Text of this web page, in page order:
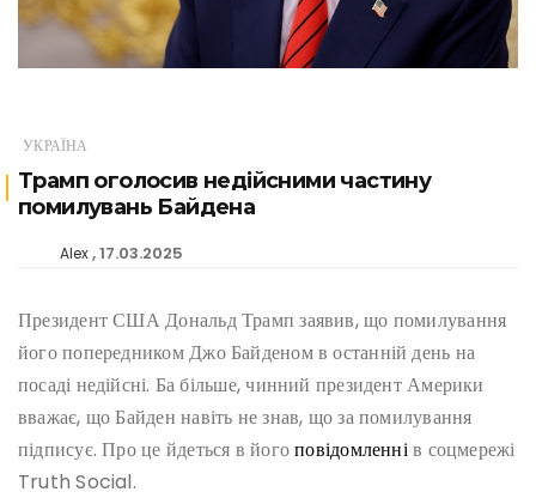
УКРАЇНА
Трамп оголосив недійсними частину
помилувань Байдена
Alex 17.03.2025
Президент США Дональд Трамп заявив, що помилування
його попередником Джо Байденом в останній день на
посаді недійсні. Ба більше, чинний президент Америки
вважає, що Байден навіть не знав, що за помилування
підписує. Про це йдеться в йогоповідомленнів соцмережі
Truth Social.